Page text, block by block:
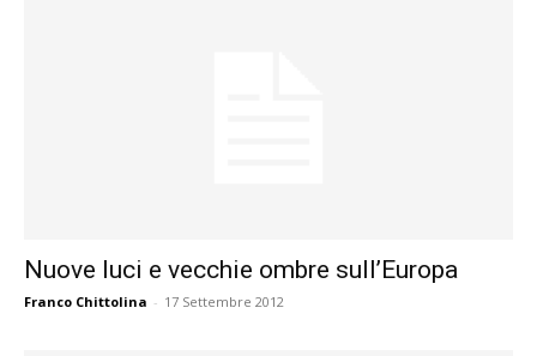
Nuove luci e vecchie ombre sull’Europa
Franco Chittolina - 17 Settembre 2012